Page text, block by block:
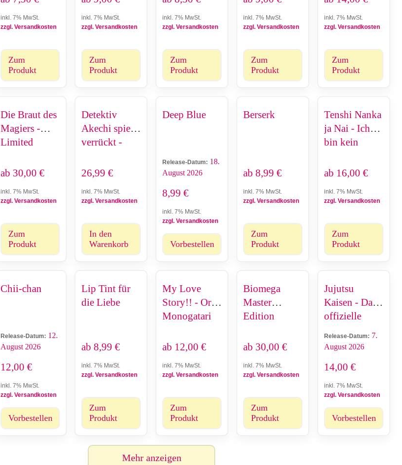
inkl. 7% MwSt.
zzgl. Versandkosten
Zum
Produkt
inkl. 7% MwSt.
zzgl. Versandkosten
Zum
Produkt
inkl. 7% MwSt.
zzgl. Versandkosten
Zum
Produkt
inkl. 7% MwSt.
zzgl. Versandkosten
Zum
Produkt
inkl. 7% MwSt.
zzgl. Versandkosten
Zum
Produkt
Die Braut des
Magiers -
Limited
ab 30,00 €
inkl. 7% MwSt.
zzgl. Versandkosten
Zum
Produkt
Detektiv
Akechi spielt
verrückt -
be (1-4)
26,99 €
inkl. 7% MwSt.
zzgl. Versandkosten
In den
Warenkorb
Deep Blue
Release-Datum: 18.
August 2026
8,99 €
inkl. 7% MwSt.
zzgl. Versandkosten
Vorbestellen
Berserk
ab 8,99 €
inkl. 7% MwSt.
zzgl. Versandkosten
Zum
Produkt
Tenshi Nanka
ja Nai - Ich
bin kein
ab 16,00 €
inkl. 7% MwSt.
zzgl. Versandkosten
Zum
Produkt
Chii-chan
Release-Datum: 12.
August 2026
12,00 €
inkl. 7% MwSt.
zzgl. Versandkosten
Vorbestellen
Lip Tint für
die Liebe
ab 8,99 €
inkl. 7% MwSt.
zzgl. Versandkosten
Zum
Produkt
My Love
Story!! - Ore
Monogatari
ab 12,00 €
inkl. 7% MwSt.
zzgl. Versandkosten
Zum
Produkt
Biomega
Master
Edition
ab 30,00 €
inkl. 7% MwSt.
zzgl. Versandkosten
Zum
Produkt
Jujutsu
Kaisen - Das
offizielle
Release-Datum: 7.
August 2026
14,00 €
inkl. 7% MwSt.
zzgl. Versandkosten
Vorbestellen
Mehr anzeigen